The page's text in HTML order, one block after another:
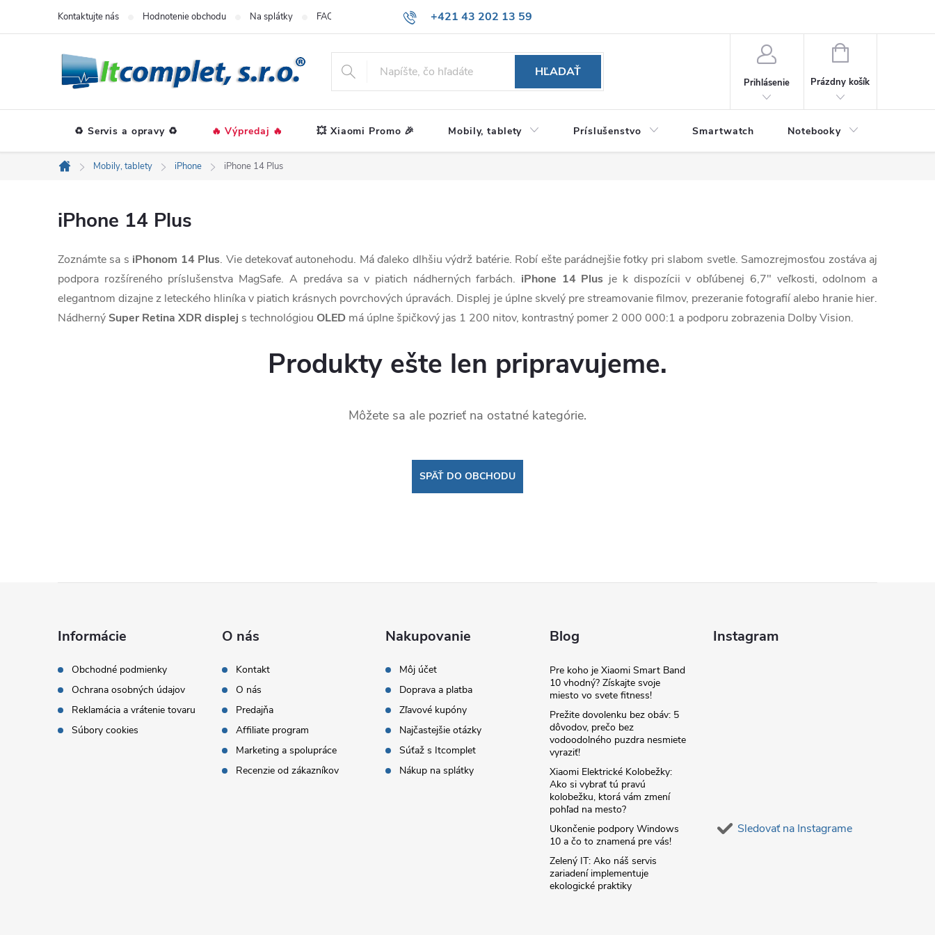
+421 43 202 13 59
Kontaktujte nás Hodnotenie obchodu Na splátky FAQ
HĽADAŤ
Prihlásenie
NÁKUPNÝ
Prázdny košík
♻️ Servis a opravy ♻️ 🔥 Výpredaj 🔥 💥 Xiaomi Promo 🎉 Mobily, tablety Príslušenstvo Smartwatch Notebooky
Domov
Mobily, tablety iPhone iPhone 14 Plus
iPhone 14 Plus
Zoznámte sa s iPhonom 14 Plus. Vie detekovať autonehodu. Má ďaleko dlhšiu výdrž batérie. Robí ešte parádnejšie fotky pri slabom svetle. Samozrejmosťou zostáva aj
podpora rozšíreného príslušenstva MagSafe. A predáva sa v piatich nádherných farbách. iPhone 14 Plus je k dispozícii v obľúbenej 6,7" veľkosti, odolnom a
elegantnom dizajne z leteckého hliníka v piatich krásnych povrchových úpravách. Displej je úplne skvelý pre streamovanie filmov, prezeranie fotografií alebo hranie hier.
Nádherný Super Retina XDR displej s technológiou OLED má úplne špičkový jas 1 200 nitov, kontrastný pomer 2 000 000:1 a podporu zobrazenia Dolby Vision.
Produkty ešte len pripravujeme.
Môžete sa ale pozrieť na ostatné kategórie.
SPÄŤ DO OBCHODU
Informácie
Obchodné podmienky
Ochrana osobných údajov
Reklamácia a vrátenie tovaru
Súbory cookies
O nás
Kontakt
O nás
Predajňa
Affiliate program
Marketing a spolupráce
Recenzie od zákazníkov
Nakupovanie
Môj účet
Doprava a platba
Zľavové kupóny
Najčastejšie otázky
Súťaž s Itcomplet
Nákup na splátky
Blog
Pre koho je Xiaomi Smart Band
10 vhodný? Získajte svoje
miesto vo svete fitness!
Prežite dovolenku bez obáv: 5
dôvodov, prečo bez
vodoodolného puzdra nesmiete
vyraziť!
Xiaomi Elektrické Kolobežky:
Ako si vybrať tú pravú
kolobežku, ktorá vám zmení
pohľad na mesto?
Ukončenie podpory Windows
10 a čo to znamená pre vás!
Zelený IT: Ako náš servis
zariadení implementuje
ekologické praktiky
Instagram
Sledovať na Instagrame